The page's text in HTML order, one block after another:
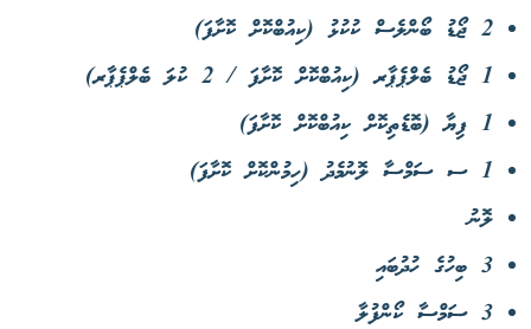
2 ޖޯޑު ބޯންލެސް ކުކުޅު (ކިއުބްކޮށް ކޮށާފަ)
1 ޖޯޑު ބެލްޕެޕާރ (ކިއުބްކޮށް ކޮށާފަ / 2 ކުލަ ބެލްޕެޕާރ)
1 ފިޔާ (ބޮޑެތިކޮށް ކިއުބްކޮށް ކޮށާފަ)
1 ސ ސަމްސާ ލޮނުމެދު (ހިމުންކޮށް ކޮށާފަ)
ލޮނު
3 ބިހުގެ ހުދުބައި
3 ސަމްސާ ކޯންފުލާ